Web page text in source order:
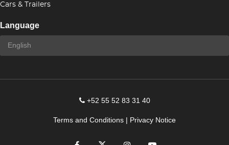
Cars & Trailers
Language
+52 55 52 83 31 40
Terms and Conditions | Privacy Notice